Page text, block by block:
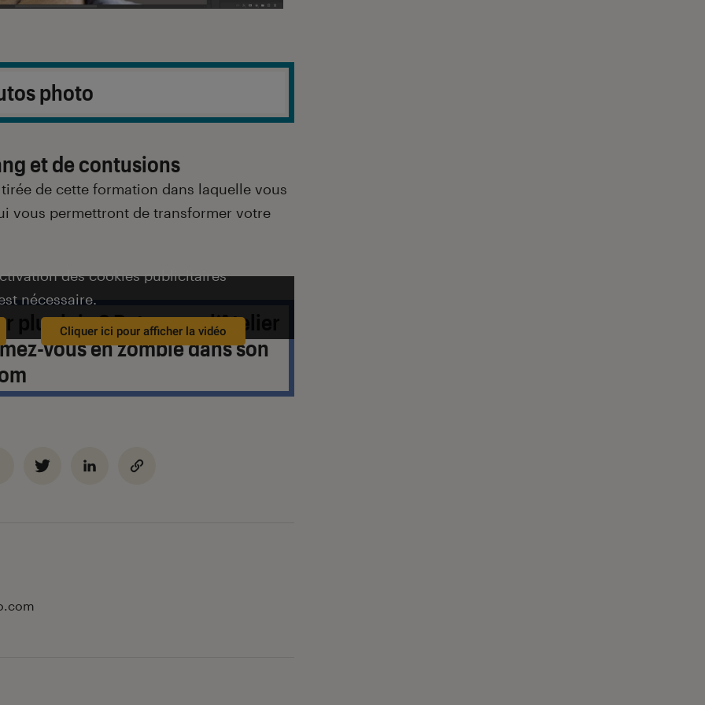
photo
et de contusions
de cette formation dans laquelle vous
vous permettront de transformer votre
des cookies publicitaires
nécessaire.
Cliquer ici pour afficher la vidéo
plus loin ? Retrouvezl’Atelier
vous en zombiedans son